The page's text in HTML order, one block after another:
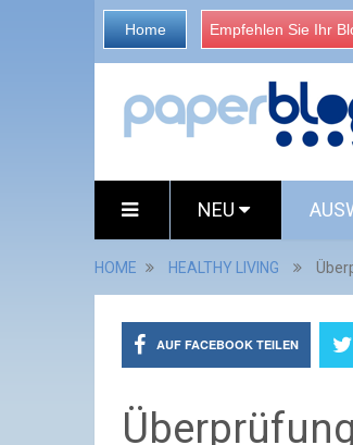
Home Empfehlen Sie Ihr
NEU
HOME HEALTHY LIVING
AUF FACEBOOK TEILEN